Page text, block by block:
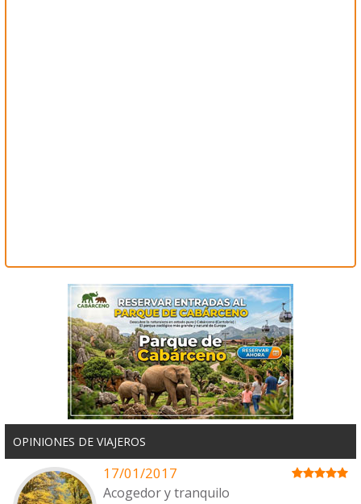
OPINIONES DE VIAJEROS
17/01/2017
Acogedor y tranquilo